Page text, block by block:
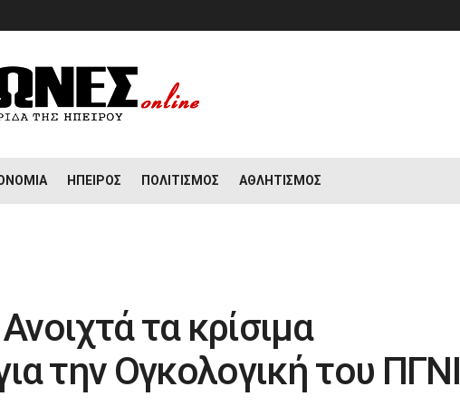
ΉΠΕΙΡΟΣ ΠΟΛΙΤΙΣΜΌΣ ΑΘΛΗΤΙΣΜΌΣ
τα κρίσιμα
την Ογκολογική του ΠΓΝΙ